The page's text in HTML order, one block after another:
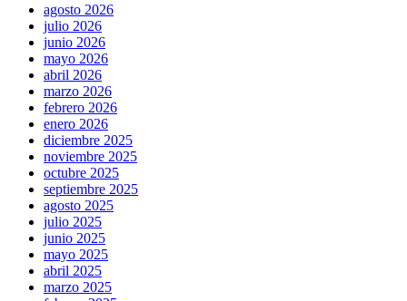
agosto 2026
julio 2026
junio 2026
mayo 2026
abril 2026
marzo 2026
febrero 2026
enero 2026
diciembre 2025
noviembre 2025
octubre 2025
septiembre 2025
agosto 2025
julio 2025
junio 2025
mayo 2025
abril 2025
marzo 2025